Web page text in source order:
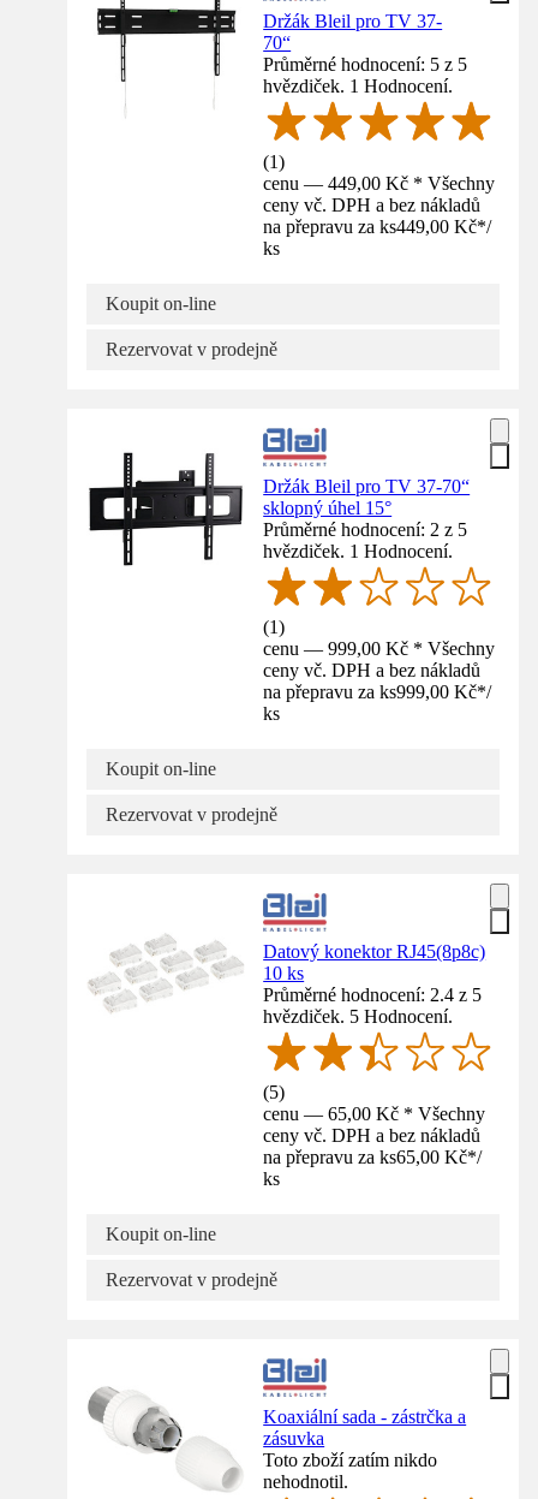
Držák Bleil pro TV 37-
70“
Průměrné hodnocení: 5 z 5
hvězdiček. 1 Hodnocení.
(1)
cenu — 449,00 Kč * Všechny
ceny vč. DPH a bez nákladů
na přepravu za ks449,00 Kč*/
ks
Koupit on-line
Rezervovat v prodejně
Držák Bleil pro TV 37-70“
sklopný úhel 15°
Průměrné hodnocení: 2 z 5
hvězdiček. 1 Hodnocení.
(1)
cenu — 999,00 Kč * Všechny
ceny vč. DPH a bez nákladů
na přepravu za ks999,00 Kč*/
ks
Koupit on-line
Rezervovat v prodejně
Datový konektor RJ45(8p8c)
10 ks
Průměrné hodnocení: 2.4 z 5
hvězdiček. 5 Hodnocení.
(5)
cenu — 65,00 Kč * Všechny
ceny vč. DPH a bez nákladů
na přepravu za ks65,00 Kč*/
ks
Koupit on-line
Rezervovat v prodejně
Koaxiální sada - zástrčka a
zásuvka
Toto zboží zatím nikdo
nehodnotil.